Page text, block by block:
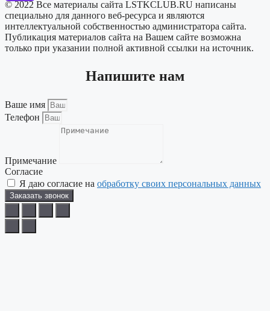
© 2022 Все материалы сайта LSTKCLUB.RU написаны
специально для данного веб-ресурса и являются
интеллектуальной собственностью администратора сайта.
Публикация материалов сайта на Вашем сайте возможна
только при указании полной активной ссылки на источник.
Напишите нам
Ваше имя
Телефон
Примечание
Согласие
Я даю согласие на обработку своих персональных данных
Заказать звонок